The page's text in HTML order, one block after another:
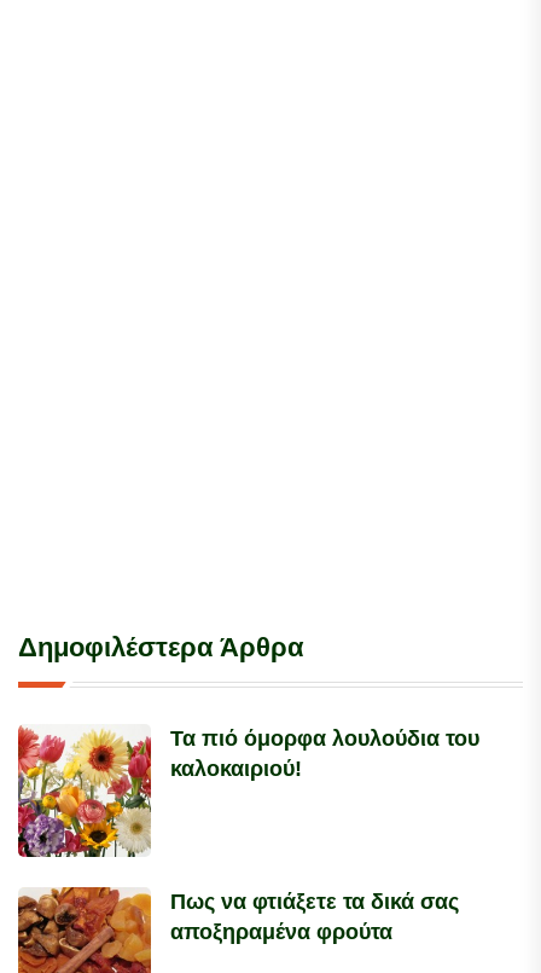
Δημοφιλέστερα Άρθρα
Τα πιό όμορφα λουλούδια του
καλοκαιριού!
Πως να φτιάξετε τα δικά σας
αποξηραμένα φρούτα